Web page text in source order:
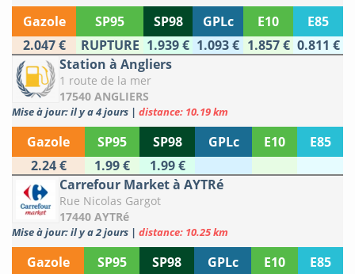
Gazole SP95 SP98 GPLc E10
E85
2.047 €
RUPTURE 1.939 € 1.093 € 1.857 € 0.811 €
Station à Angliers
1 route de la mer
17540 ANGLIERS
Mise à jour: il y a 4 jours | distance: 10.19 km
Gazole SP95 SP98 GPLc E10
E85
2.24 €
1.99 €
1.99 €
Carrefour Market à AYTRé
Rue Nicolas Gargot
17440 AYTRé
Mise à jour: il y a 2 jours | distance: 10.25 km
Gazole SP95 SP98 GPLc E10
E85